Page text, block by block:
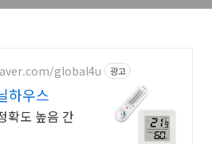
global4u 광고
하우스
확도 높음 간